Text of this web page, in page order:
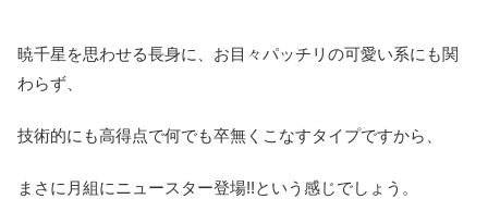
暁千星を思わせる長身に、お目々パッチリの可愛い系にも関
わらず、
技術的にも高得点で何でも卒無くこなすタイプですから、
まさに月組にニュースター登場!!という感じでしょう。